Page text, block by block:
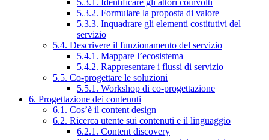
5.3.2. Formulare la proposta di valore
5.3.3. Inquadrare gli elementi costitutivi del
servizio
5.4. Descrivere il funzionamento del servizio
5.4.1. Mappare l’ecosistema
5.4.2. Rappresentare i flussi di servizio
5.5. Co-progettare le soluzioni
5.5.1. Workshop di co-progettazione
6. Progettazione dei contenuti
6.1. Cos’è il content design
6.2. Ricerca utente sui contenuti e il linguaggio
6.2.1. Content discovery